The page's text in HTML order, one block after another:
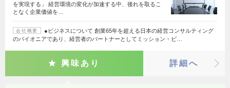
を実現する」 経営環境の変化が加速する中、後れを取るこ
となく企業価値を…
会社概要
●ビジネスについて 創業65年を超える日本の経営コンサルティング
のパイオニアであり、経営者のパートナーとしてミッション・ビ…
興味あり 詳細へ